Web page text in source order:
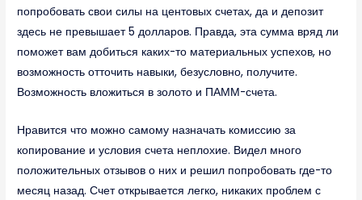
попробовать свои силы на центовых счетах, да и депозит
здесь не превышает 5 долларов. Правда, эта сумма вряд ли
поможет вам добиться каких-то материальных успехов, но
возможность отточить навыки, безусловно, получите.
Возможность вложиться в золото и ПАММ-счета.
Нравится что можно самому назначать комиссию за
копирование и условия счета неплохие. Видел много
положительных отзывов о них и решил попробовать где-то
месяц назад. Счет открывается легко, никаких проблем с